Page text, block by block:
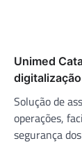
Unimed
Solução de
operações,
segurança